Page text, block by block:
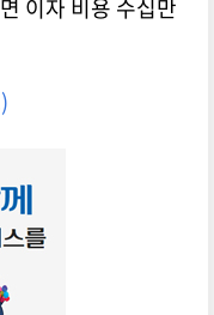
이자 비용 수십만